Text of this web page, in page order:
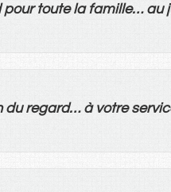
pour toute la famille… au
duregard… à votre